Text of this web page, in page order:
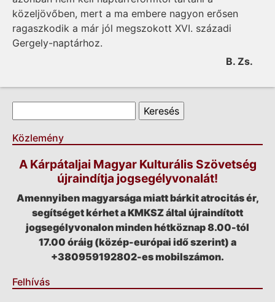
közeljövőben, mert a ma embere nagyon erősen
ragaszkodik a már jól megszokott XVI. századi
Gergely-naptárhoz.
B. Zs.
Keresés űrlap
Közlemény
A Kárpátaljai Magyar Kulturális Szövetség
újraindítja jogsegélyvonalát!
Amennyiben magyarsága miatt bárkit atrocitás ér,
segítséget kérhet a KMKSZ által újraindított
jogsegélyvonalon minden hétköznap 8.00-tól
17.00 óráig (közép-európai idő szerint) a
+380959192802-es mobilszámon.
Felhívás